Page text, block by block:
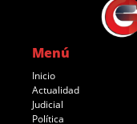
Menú
Inicio
Actualidad
Judicial
Política